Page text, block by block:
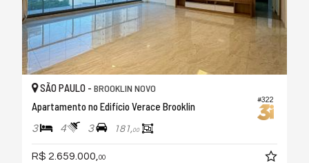
#322
SÃO PAULO - BROOKLIN NOVO
Apartamento no Edifício Verace Brooklin
3 4 3 181,00
R$ 2.659.000,00